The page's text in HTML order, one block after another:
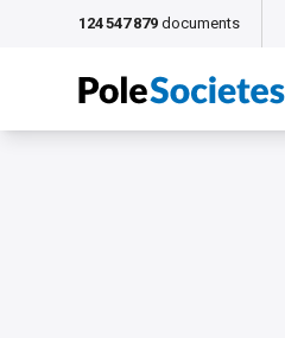
124 547 879 documents